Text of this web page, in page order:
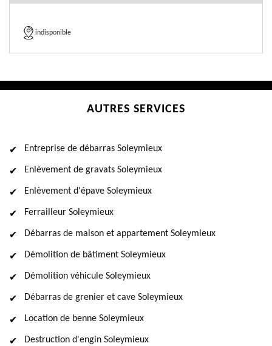
indisponible
AUTRES SERVICES
Entreprise de débarras Soleymieux
Enlèvement de gravats Soleymieux
Enlèvement d'épave Soleymieux
Ferrailleur Soleymieux
Débarras de maison et appartement Soleymieux
Démolition de bâtiment Soleymieux
Démolition véhicule Soleymieux
Débarras de grenier et cave Soleymieux
Location de benne Soleymieux
Destruction d'engin Soleymieux